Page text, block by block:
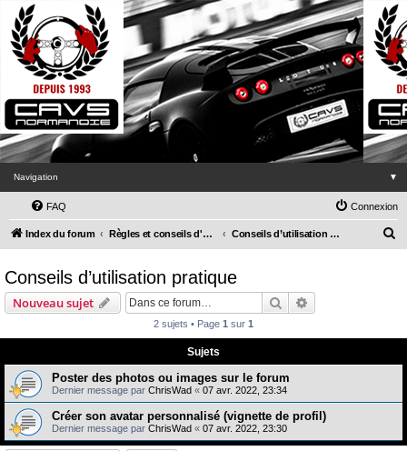
Navigation ▼
FAQ Connexion
Index du forum Règles et conseils d'utilisation du forum Conseils d’utilisation pratique
r
c
e
Conseils d’utilisation pratique
Nouveau sujet Rechercher
2 sujets • Page 1 sur 1
Sujets
Poster des photos ou images sur le forum
Dernier message par ChrisWad « 07 avr. 2022, 23:34
Créer son avatar personnalisé (vignette de profil)
Dernier message par ChrisWad « 07 avr. 2022, 23:30